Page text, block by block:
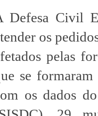
Defesa Civil
os
pelas
se
os dados